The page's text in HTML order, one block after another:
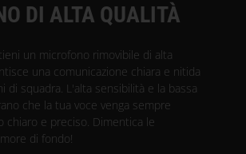
DI ALTA QUALITÀ
un microfono rimovibile di alta
una comunicazione chiara e nitida
di squadra. L'alta sensibilità e la bassa
che la tua voce venga sempre
chiaro e preciso. Dimentica le
di fondo!